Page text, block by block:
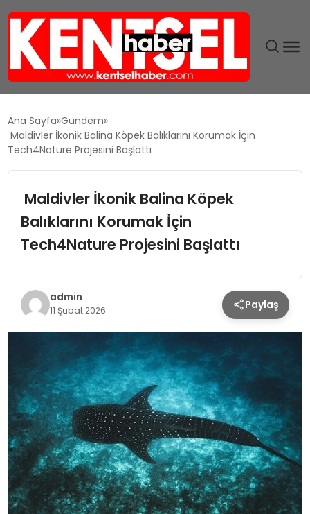
GÜNDEM
EĞITIM
MAGAZIN
KÜLTÜR & SANAT
SPOR
SAĞLIK
Ana Sayfa Gündem
Maldivler İkonik Balina Köpek Balıklarını Korumak İçin
Tech4Nature Projesini Başlattı
Maldivler İkonik Balina Köpek
Balıklarını Korumak İçin
Tech4Nature Projesini Başlattı
admin
11 Şubat 2026 Paylaş